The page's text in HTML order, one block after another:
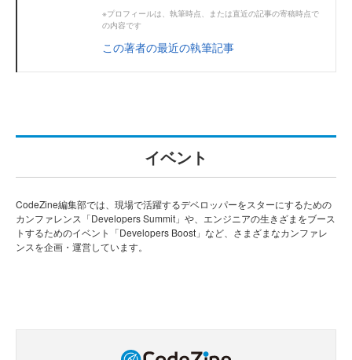
※プロフィールは、執筆時点、または直近の記事の寄稿時点で
の内容です
この著者の最近の執筆記事
イベント
CodeZine編集部では、現場で活躍するデベロッパーをスターにするための
カンファレンス「Developers Summit」や、エンジニアの生きざまをブース
トするためのイベント「Developers Boost」など、さまざまなカンファレ
ンスを企画・運営しています。